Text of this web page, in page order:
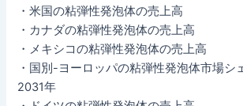
・米国の粘弾性発泡体の売上高
・カナダの粘弾性発泡体の売上高
・メキシコの粘弾性発泡体の売上高
・国別-ヨーロッパの粘弾性発泡体市場シ
2031年